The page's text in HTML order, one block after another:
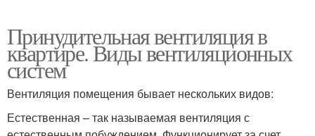
Принудительная вентиляция в
квартире. Виды вентиляционных
систем
Вентиляция помещения бывает нескольких видов:
Естественная – так называемая вентиляция с